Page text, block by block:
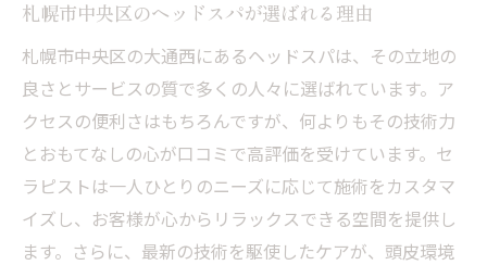
美しい髪を育むためのヘッドスパ
精神的リフレッシュのための施術
ヘッドスパの長期的効果とその秘訣
都市生活におけるヘッドスパの重要性
リラクゼーション効果抜群のヘッドスパで心身
をリフレッシュ
心身への癒しを与えるヘッドスパの技術
札幌市中央区のヘッドスパが選ばれる理由
札幌市中央区の大通西にあるヘッドスパは、その立地の
良さとサービスの質で多くの人々に選ばれています。ア
クセスの便利さはもちろんですが、何よりもその技術力
とおもてなしの心が口コミで高評価を受けています。セ
ラピストは一人ひとりのニーズに応じて施術をカスタマ
イズし、お客様が心からリラックスできる空間を提供し
ます。さらに、最新の技術を駆使したケアが、頭皮環境